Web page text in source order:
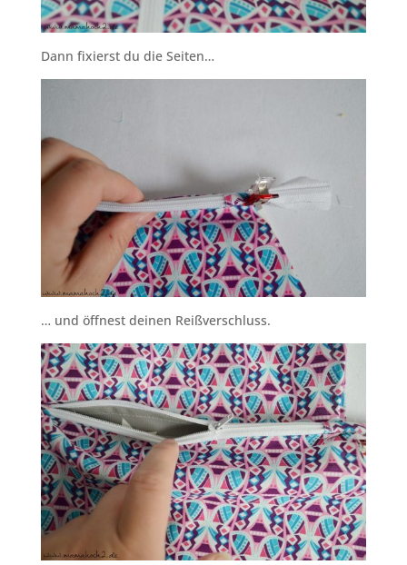
Dann fixierst du die Seiten…
… und öffnest deinen Reißverschluss.